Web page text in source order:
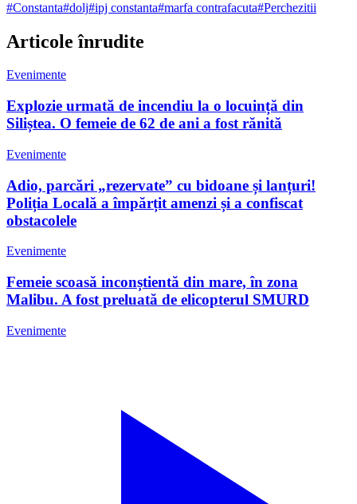
#Constanta#dolj#ipj constanta#marfa contrafacuta#Perchezitii
Articole înrudite
Evenimente
Explozie urmată de incendiu la o locuință din
Siliștea. O femeie de 62 de ani a fost rănită
Evenimente
Adio, parcări „rezervate” cu bidoane și lanțuri!
Poliția Locală a împărțit amenzi și a confiscat
obstacolele
Evenimente
Femeie scoasă inconștientă din mare, în zona
Malibu. A fost preluată de elicopterul SMURD
Evenimente